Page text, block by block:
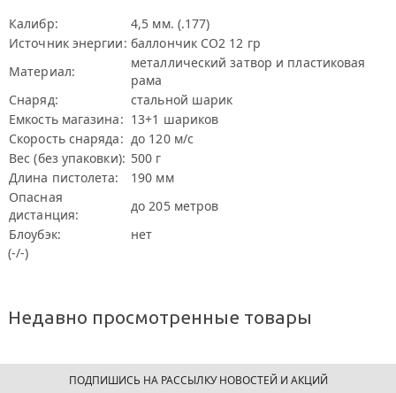
Калибр:
4,5 мм. (.177)
Источник энергии: баллончик СО2 12 гр
Материал:
металлический затвор и пластиковая
рама
Снаряд:
стальной шарик
Емкость магазина: 13+1 шариков
Скорость снаряда: до 120 м/с
Вес (без упаковки): 500 г
Длина пистолета:
190 мм
Опасная
дистанция:
до 205 метров
Блоубэк:
нет
(-/-)
Недавно просмотренные товары
ПОДПИШИСЬ НА РАССЫЛКУ НОВОСТЕЙ И АКЦИЙ